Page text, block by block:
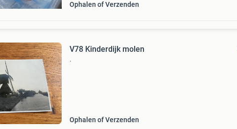
Ophalen of Verzenden
V78 Kinderdijk molen
.
Ophalen of Verzenden